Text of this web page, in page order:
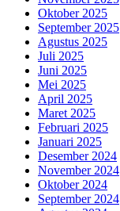
Oktober 2025
September 2025
Agustus 2025
Juli 2025
Juni 2025
Mei 2025
April 2025
Maret 2025
Februari 2025
Januari 2025
Desember 2024
November 2024
Oktober 2024
September 2024